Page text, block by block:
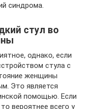
синдрома.
стул во
однако, если
стула с
женщины
Это является
помощью. Если
вероятнее всего у